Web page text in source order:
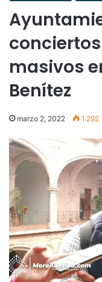
masivos
Benítez
marzo 2, 2022 1.292